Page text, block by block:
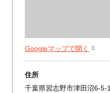
Googleマップで開く
住所
千葉県習志野市津田沼6-5-1